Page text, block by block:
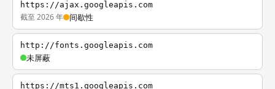
https://ajax.googleapis.com
截至 2026 年 间歇性
http://fonts.googleapis.com
未屏蔽
https://mts1.googleapis.com